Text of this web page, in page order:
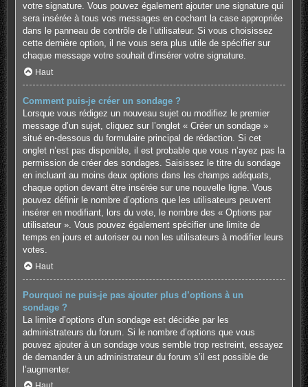
votre signature. Vous pouvez également ajouter une signature qui
sera insérée à tous vos messages en cochant la case appropriée
dans le panneau de contrôle de l’utilisateur. Si vous choisissez
cette dernière option, il ne vous sera plus utile de spécifier sur
chaque message votre souhait d’insérer votre signature.
Haut
Comment puis-je créer un sondage ?
Lorsque vous rédigez un nouveau sujet ou modifiez le premier
message d’un sujet, cliquez sur l’onglet « Créer un sondage »
situé en-dessous du formulaire principal de rédaction. Si cet
onglet n’est pas disponible, il est probable que vous n’ayez pas la
permission de créer des sondages. Saisissez le titre du sondage
en incluant au moins deux options dans les champs adéquats,
chaque option devant être insérée sur une nouvelle ligne. Vous
pouvez définir le nombre d’options que les utilisateurs peuvent
insérer en modifiant, lors du vote, le nombre des « Options par
utilisateur ». Vous pouvez également spécifier une limite de
temps en jours et autoriser ou non les utilisateurs à modifier leurs
votes.
Haut
Pourquoi ne puis-je pas ajouter plus d’options à un
sondage ?
La limite d’options d’un sondage est décidée par les
administrateurs du forum. Si le nombre d’options que vous
pouvez ajouter à un sondage vous semble trop restreint, essayez
de demander à un administrateur du forum s’il est possible de
l’augmenter.